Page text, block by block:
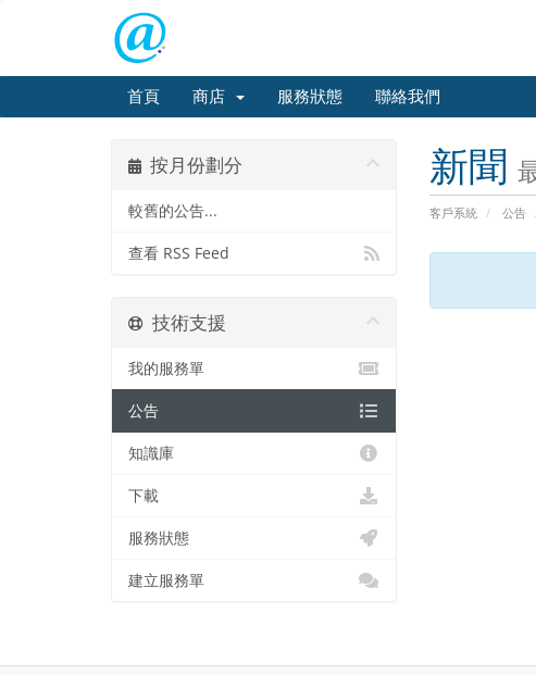
首頁 商店 服務狀態 聯絡我們
新聞
客戶系統 公告
按月份劃分
較舊的公告...
查看 RSS Feed
技術支援
我的服務單
公告
知識庫
下載
服務狀態
建立服務單